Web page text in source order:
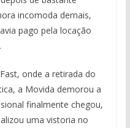
incomoda demais,
pago pela locação
onde a retirada do
a Movida demorou a
finalmente chegou,
uma vistoria no